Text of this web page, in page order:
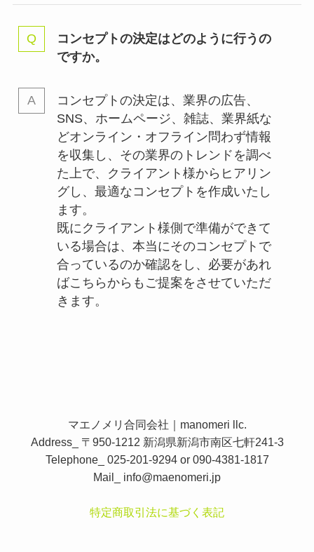
コンセプトの決定はどのように行うの
ですか。
コンセプトの決定は、業界の広告、
SNS、ホームページ、雑誌、業界紙な
どオンライン・オフライン問わず情報
を収集し、その業界のトレンドを調べ
た上で、クライアント様からヒアリン
グし、最適なコンセプトを作成いたし
ます。
既にクライアント様側で準備ができて
いる場合は、本当にそのコンセプトで
合っているのか確認をし、必要があれ
ばこちらからもご提案をさせていただ
きます。
マエノメリ合同会社｜manomeri llc.
Address_ 〒950-1212 新潟県新潟市南区七軒241-3
Telephone_ 025-201-9294 or 090-4381-1817
Mail_ info@maenomeri.jp
特定商取引法に基づく表記